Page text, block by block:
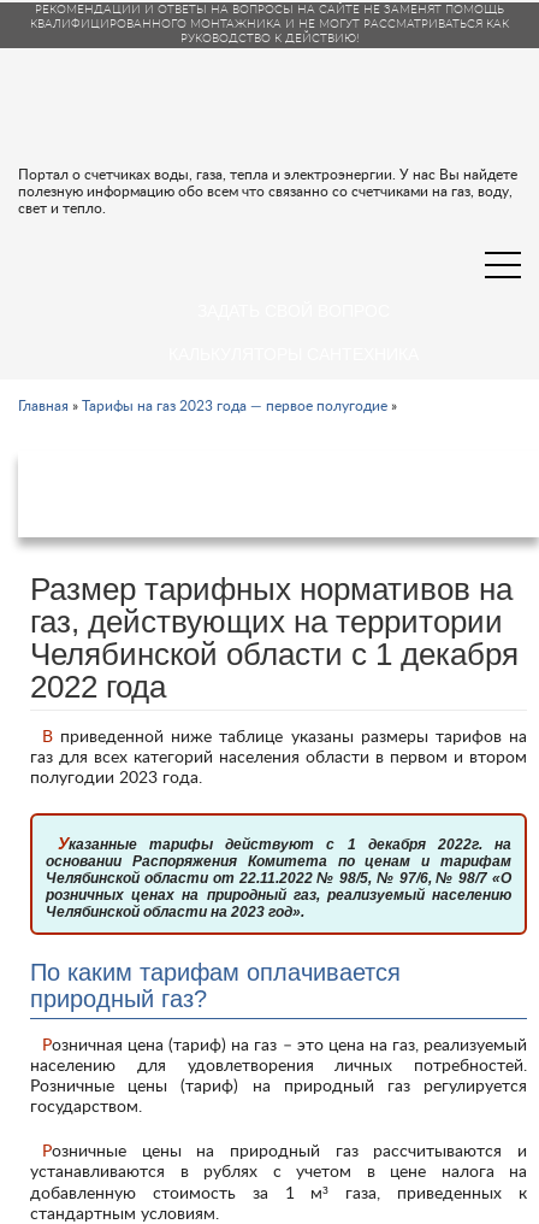
РЕКОМЕНДАЦИИ И ОТВЕТЫ НА ВОПРОСЫ НА САЙТЕ НЕ ЗАМЕНЯТ ПОМОЩЬ
КВАЛИФИЦИРОВАННОГО МОНТАЖНИКА И НЕ МОГУТ РАССМАТРИВАТЬСЯ КАК
РУКОВОДСТВО К ДЕЙСТВИЮ!
Портал о счетчиках воды, газа, тепла и электроэнергии. У нас Вы найдете
полезную информацию обо всем что связанно со счетчиками на газ, воду,
свет и тепло.
Главная » Тарифы на газ 2023 года — первое полугодие »
Размер тарифных нормативов на
газ, действующих на территории
Челябинской области с 1 декабря
2022 года
В приведенной ниже таблице указаны размеры тарифов на
газ для всех категорий населения области в первом и втором
полугодии 2023 года.
Указанные тарифы действуют с 1 декабря 2022г. на
основании Распоряжения Комитета по ценам и тарифам
Челябинской области от 22.11.2022 № 98/5, № 97/6, № 98/7 «О
розничных ценах на природный газ, реализуемый населению
Челябинской области на 2023 год».
По каким тарифам оплачивается
природный газ?
Розничная цена (тариф) на газ – это цена на газ, реализуемый
населению для удовлетворения личных потребностей.
Розничные цены (тариф) на природный газ регулируется
государством.
Розничные цены на природный газ рассчитываются и
устанавливаются в рублях с учетом в цене налога на
добавленную стоимость за 1 м³ газа, приведенных к
стандартным условиям.